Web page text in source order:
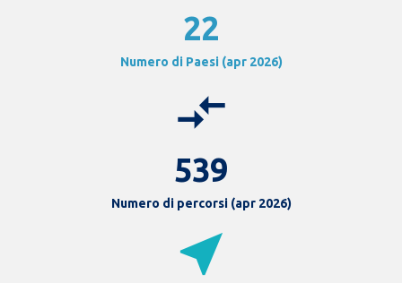
22
Numero di Paesi (apr 2026)
compare_arrows
539
Numero di percorsi (apr 2026)
near_me